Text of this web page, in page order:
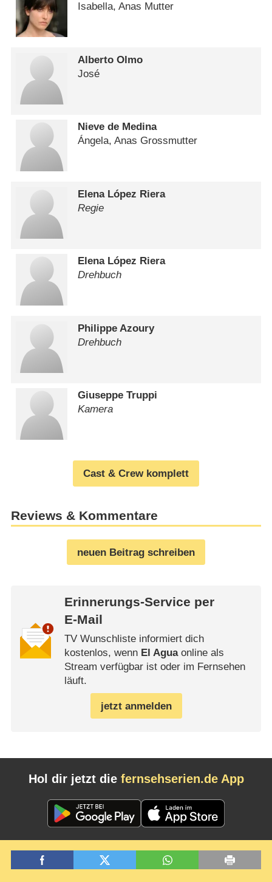
Isabella, Anas Mutter
Alberto Olmo
José
Nieve de Medina
Ángela, Anas Grossmutter
Elena López Riera
Regie
Elena López Riera
Drehbuch
Philippe Azoury
Drehbuch
Giuseppe Truppi
Kamera
Cast & Crew komplett
Reviews & Kommentare
neuen Beitrag schreiben
Erinnerungs-Service per
E-Mail
TV Wunschliste informiert dich
kostenlos, wenn El Aguaonline als
Stream verfügbar ist oder im Fernsehen
läuft.
jetzt anmelden
Hol dir jetzt die fernsehserien.de App